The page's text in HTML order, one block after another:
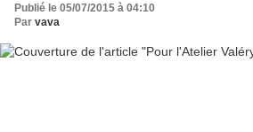
Publié le 05/07/2015 à 04:10
Par vava